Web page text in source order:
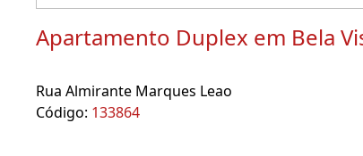
Apartamento Duplex em Bela
Rua Almirante Marques Leao
Código: 133864